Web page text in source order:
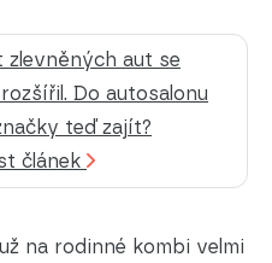
zlevněných aut se
Do autosalonu
teď zajít?
článek
na rodinné kombi velmi